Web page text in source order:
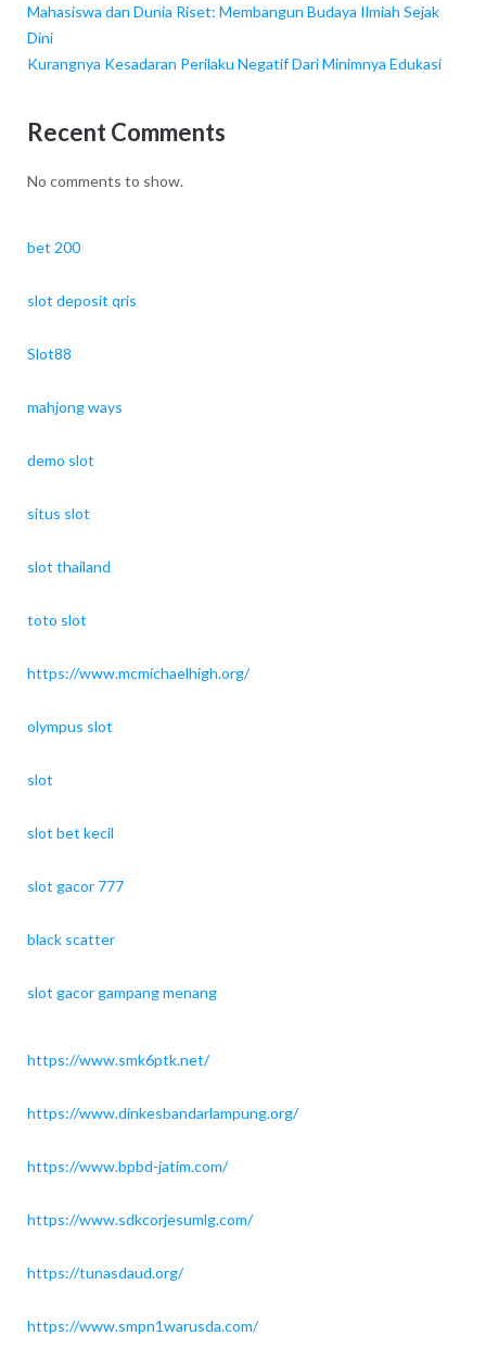
Mahasiswa dan Dunia Riset: Membangun Budaya Ilmiah Sejak
Dini
Kurangnya Kesadaran Perilaku Negatif Dari Minimnya Edukasi
Recent Comments
No comments to show.
bet 200
slot deposit qris
Slot88
mahjong ways
demo slot
situs slot
slot thailand
toto slot
https://www.mcmichaelhigh.org/
olympus slot
slot
slot bet kecil
slot gacor 777
black scatter
slot gacor gampang menang
https://www.smk6ptk.net/
https://www.dinkesbandarlampung.org/
https://www.bpbd-jatim.com/
https://www.sdkcorjesumlg.com/
https://tunasdaud.org/
https://www.smpn1warusda.com/